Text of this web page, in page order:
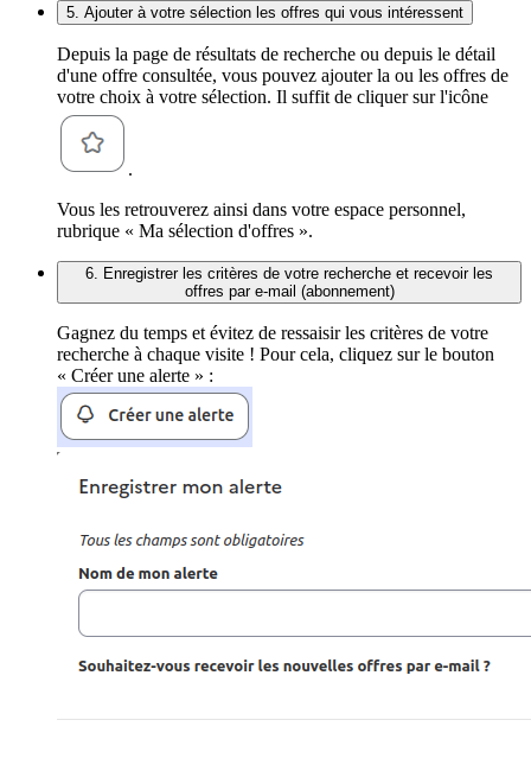
5. Ajouter à votre sélection les offres qui vous intéressent
Depuis la page de résultats de recherche ou depuis le détail
d'une offre consultée, vous pouvez ajouter la ou les offres de
votre choix à votre sélection. Il suffit de cliquer sur l'icône
.
Vous les retrouverez ainsi dans votre espace personnel,
rubrique « Ma sélection d'offres ».
6. Enregistrer les critères de votre recherche et recevoir les
offres par e-mail (abonnement)
Gagnez du temps et évitez de ressaisir les critères de votre
recherche à chaque visite ! Pour cela, cliquez sur le bouton
« Créer une alerte » :